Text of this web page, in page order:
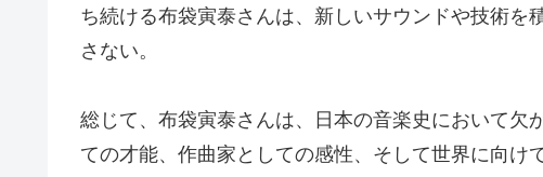
ち続ける布袋寅泰さんは、新しいサウンドや技術を
さない。
総じて、布袋寅泰さんは、日本の音楽史において欠
ての才能、作曲家としての感性、そして世界に向け